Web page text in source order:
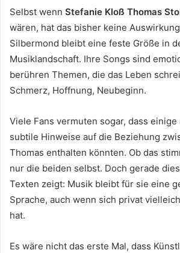
Selbst wenn Stefanie Kloß Thomas
wären, hat das bisher keine
Silbermond bleibt eine feste Größe in
Musiklandschaft. Ihre Songs sind
berühren Themen, die das Leben
Schmerz, Hoffnung, Neubeginn.
Viele Fans vermuten sogar, dass
subtile Hinweise auf die Beziehung
Thomas enthalten könnten. Ob das
nur die beiden selbst. Doch gerade
Texten zeigt: Musik bleibt für sie eine
Sprache, auch wenn sich privat
hat.
Es wäre nicht das erste Mal, dass